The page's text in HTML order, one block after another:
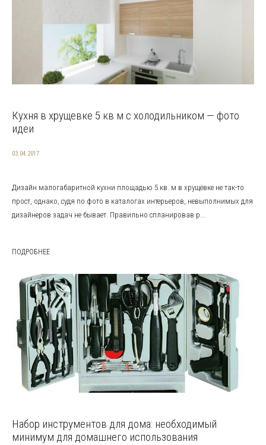
Кухня в хрущевке 5 кв м с холодильником — фото
идеи
03.04.2017
Дизайн малогабаритной кухни площадью 5 кв. м в хрущёвке не так-то
прост, однако, судя по фото в каталогах интерьеров, невыполнимых для
дизайнеров задач не бывает. Правильно спланировав р...
ПОДРОБНЕЕ
Набор инструментов для дома: необходимый
минимум для домашнего использования